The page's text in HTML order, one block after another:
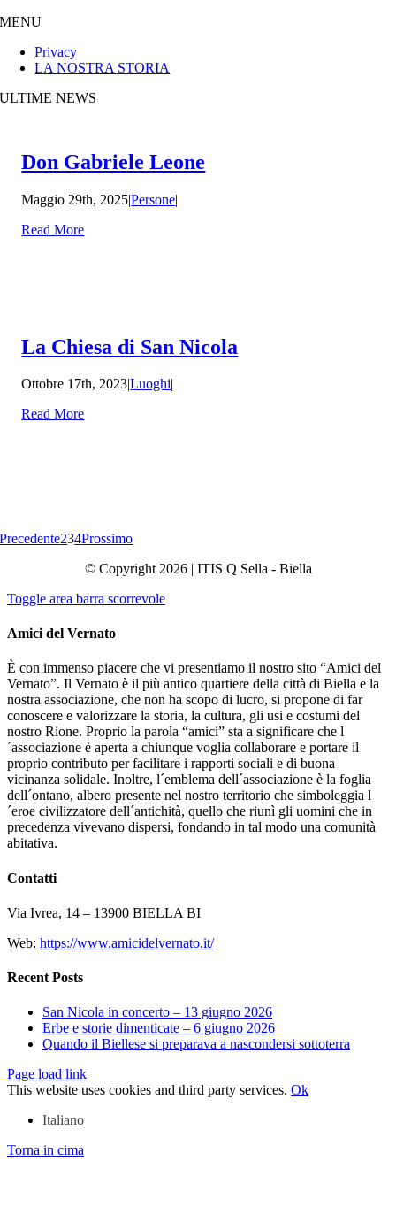
MENU
Privacy
LA NOSTRA STORIA
ULTIME NEWS
Don Gabriele Leone
Maggio 29th, 2025|Persone|
Read More
La Chiesa di San Nicola
Ottobre 17th, 2023|Luoghi|
Read More
Precedente234Prossimo
© Copyright 2026 | ITIS Q Sella - Biella
Toggle area barra scorrevole
Amici del Vernato
È con immenso piacere che vi presentiamo il nostro sito “Amici del
Vernato”. Il Vernato è il più antico quartiere della città di Biella e la
nostra associazione, che non ha scopo di lucro, si propone di far
conoscere e valorizzare la storia, la cultura, gli usi e costumi del
nostro Rione. Proprio la parola “amici” sta a significare che l
´associazione è aperta a chiunque voglia collaborare e portare il
proprio contributo per facilitare i rapporti sociali e di buona
vicinanza solidale. Inoltre, l´emblema dell´associazione è la foglia
dell´ontano, albero presente nel nostro territorio che simboleggia l
´eroe civilizzatore dell´antichità, quello che riunì gli uomini che in
precedenza vivevano dispersi, fondando in tal modo una comunità
abitativa.
Contatti
Via Ivrea, 14 – 13900 BIELLA BI
Web: https://www.amicidelvernato.it/
Recent Posts
San Nicola in concerto – 13 giugno 2026
Erbe e storie dimenticate – 6 giugno 2026
Quando il Biellese si preparava a nascondersi sottoterra
Page load link
This website uses cookies and third party services. Ok
Italiano
Torna in cima